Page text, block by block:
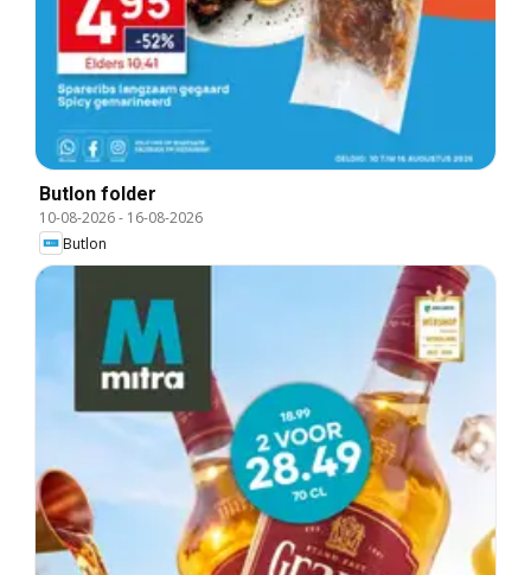
Butlon folder
10-08-2026- 16-08-2026
Butlon